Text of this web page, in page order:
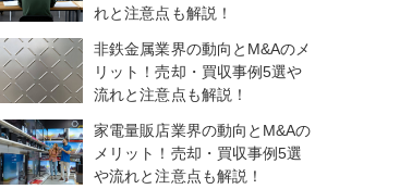
れと注意点も解説！
非鉄金属業界の動向とM&Aのメ
リット！売却・買収事例5選や
流れと注意点も解説！
家電量販店業界の動向とM&Aの
メリット！売却・買収事例5選
や流れと注意点も解説！